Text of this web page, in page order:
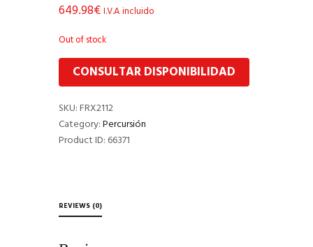
649.98€I.V.A incluido
Out of stock
CONSULTAR DISPONIBILIDAD
SKU:FRX2112
Category:Percursión
Product ID: 66371
REVIEWS (0)